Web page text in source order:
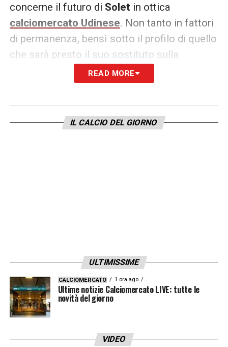
concerne il futuro di Soletin ottica
calciomercato Udinese. Non tanto in fattori
di permanenza, bensì sotto il profilo di quello
che sarà presto il suo sostituto sulla
di Giovanni Sartori. Staremo a vedere come
READ MORE
IL CALCIO DEL GIORNO
ULTIMISSIME
CALCIOMERCATO 1 ora ago
Ultime notizie Calciomercato LIVE: tutte le
novità del giorno
VIDEO